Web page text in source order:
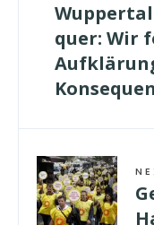
quer: Wir